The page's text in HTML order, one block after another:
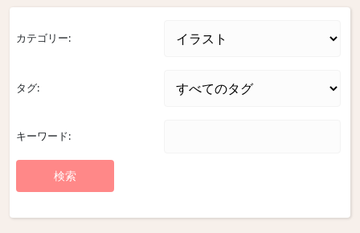
カテゴリー:
タグ:
キーワード: